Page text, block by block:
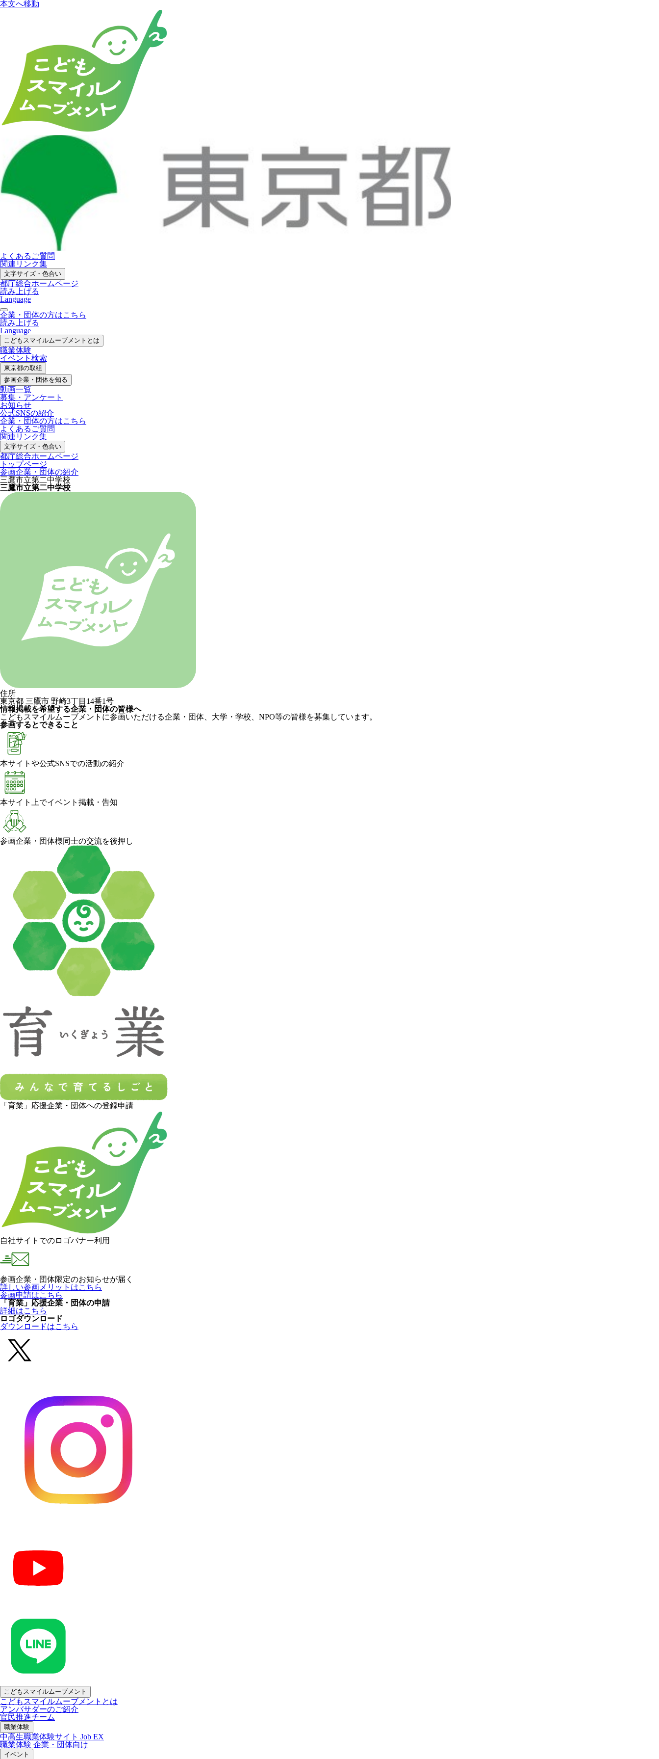
本文へ移動
よくあるご質問
関連リンク集
文字サイズ・色合い
都庁総合ホームページ
読み上げる
Language
企業・団体の方はこちら
読み上げる
Language
こどもスマイルムーブメントとは
職業体験
イベント検索
東京都の取組
参画企業・ 団体を知る
動画一覧
募集・ アンケート
お知らせ
公式SNSの紹介
企業・団体の方はこちら
よくあるご質問
関連リンク集
文字サイズ・色合い
都庁総合ホームページ
トップページ
参画企業・団体の紹介
三鷹市立第二中学校
三鷹市立第二中学校
住所
東京都 三鷹市 野崎3丁目14番1号
情報掲載を希望する企業・団体の皆様へ
こどもスマイルムーブメントに参画いただける企業・団体、大学・学校、NPO等の皆様を募集しています。
参画するとできること
本サイトや公式SNSでの活動の紹介
本サイト上でイベント掲載・告知
参画企業・団体様同士の交流を後押し
「育業」応援企業・団体への登録申請
自社サイトでのロゴバナー利用
参画企業・団体限定のお知らせが届く
詳しい参画メリットはこちら
参画申請はこちら
「育業」応援企業・団体の申請
詳細はこちら
ロゴダウンロード
ダウンロードはこちら
こどもスマイルムーブメント
こどもスマイルムーブメントとは
アンバサダーのご紹介
官民推進チーム
職業体験
中高生職業体験サイト Job EX
職業体験 企業・団体向け
イベント